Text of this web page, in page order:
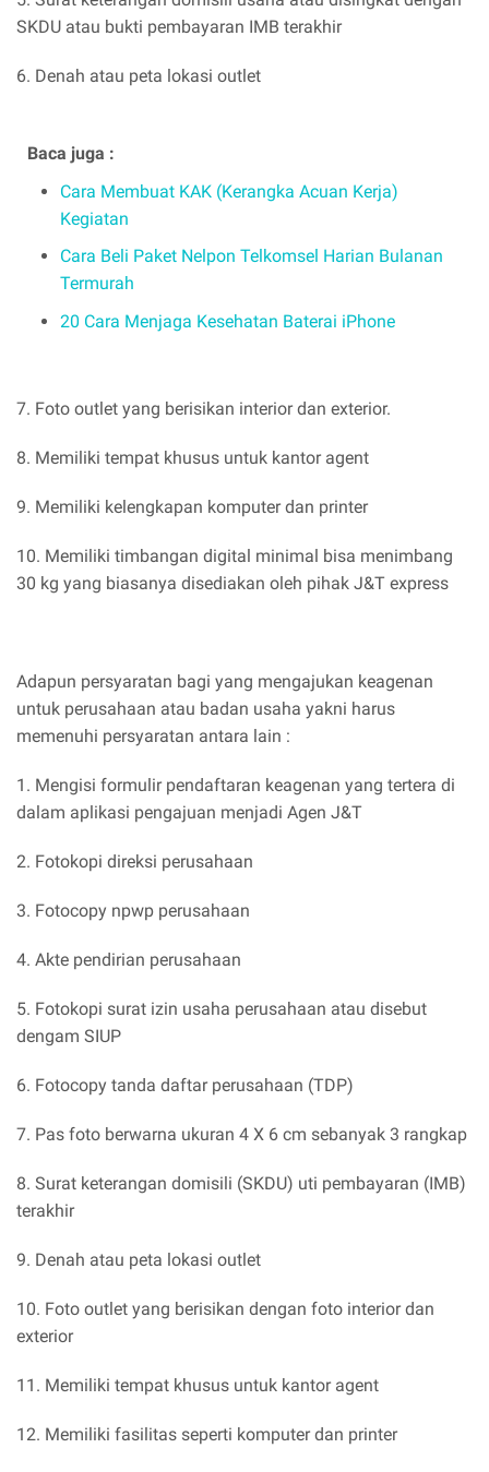
SKDU atau bukti pembayaran IMB terakhir
6. Denah atau peta lokasi outlet
Baca juga :
Cara Membuat KAK (Kerangka Acuan Kerja)
Kegiatan
Cara Beli Paket Nelpon Telkomsel Harian Bulanan
Termurah
20 Cara Menjaga Kesehatan Baterai iPhone
7. Foto outlet yang berisikan interior dan exterior.
8. Memiliki tempat khusus untuk kantor agent
9. Memiliki kelengkapan komputer dan printer
10. Memiliki timbangan digital minimal bisa menimbang
30 kg yang biasanya disediakan oleh pihak J&T express
Adapun persyaratan bagi yang mengajukan keagenan
untuk perusahaan atau badan usaha yakni harus
memenuhi persyaratan antara lain :
1. Mengisi formulir pendaftaran keagenan yang tertera di
dalam aplikasi pengajuan menjadi Agen J&T
2. Fotokopi direksi perusahaan
3. Fotocopy npwp perusahaan
4. Akte pendirian perusahaan
5. Fotokopi surat izin usaha perusahaan atau disebut
dengam SIUP
6. Fotocopy tanda daftar perusahaan (TDP)
7. Pas foto berwarna ukuran 4 X 6 cm sebanyak 3 rangkap
8. Surat keterangan domisili (SKDU) uti pembayaran (IMB)
terakhir
9. Denah atau peta lokasi outlet
10. Foto outlet yang berisikan dengan foto interior dan
exterior
11. Memiliki tempat khusus untuk kantor agent
12. Memiliki fasilitas seperti komputer dan printer